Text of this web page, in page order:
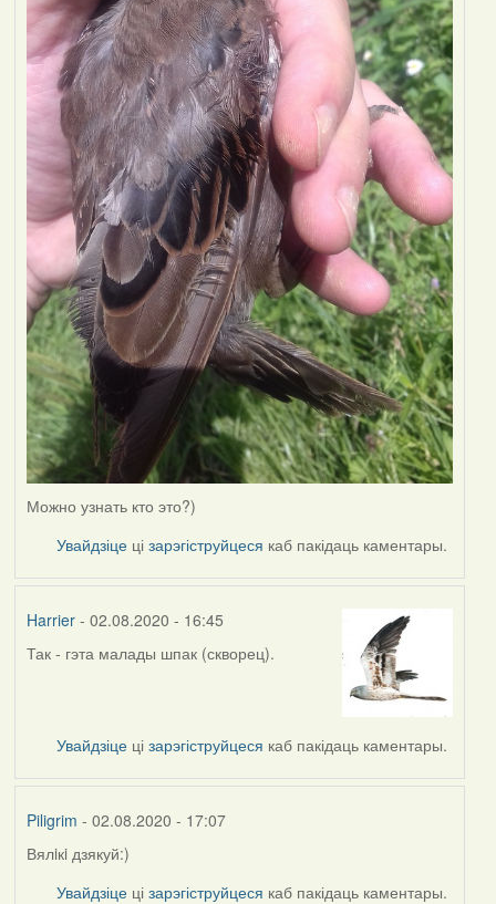
Можно узнать кто это?)
Увайдзіце цізарэгіструйцеся каб пакідаць каментары.
Harrier- 02.08.2020 - 16:45
In
Piligrim
Так - гэта малады шпак (скворец).
Увайдзіце цізарэгіструйцеся каб пакідаць каментары.
Piligrim - 02.08.2020 - 17:07
In
reply
Вялiкi дзякуй:)
Увайдзіце цізарэгіструйцеся каб пакідаць каментары.